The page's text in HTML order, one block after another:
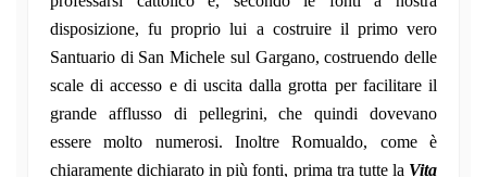
disposizione, fu proprio lui a costruire il primo vero
Santuario di San Michele sul Gargano, costruendo delle
scale di accesso e di uscita dalla grotta per facilitare il
grande afflusso di pellegrini, che quindi dovevano
essere molto numerosi. Inoltre Romualdo, come è
chiaramente dichiarato in più fonti, prima tra tutte la Vita